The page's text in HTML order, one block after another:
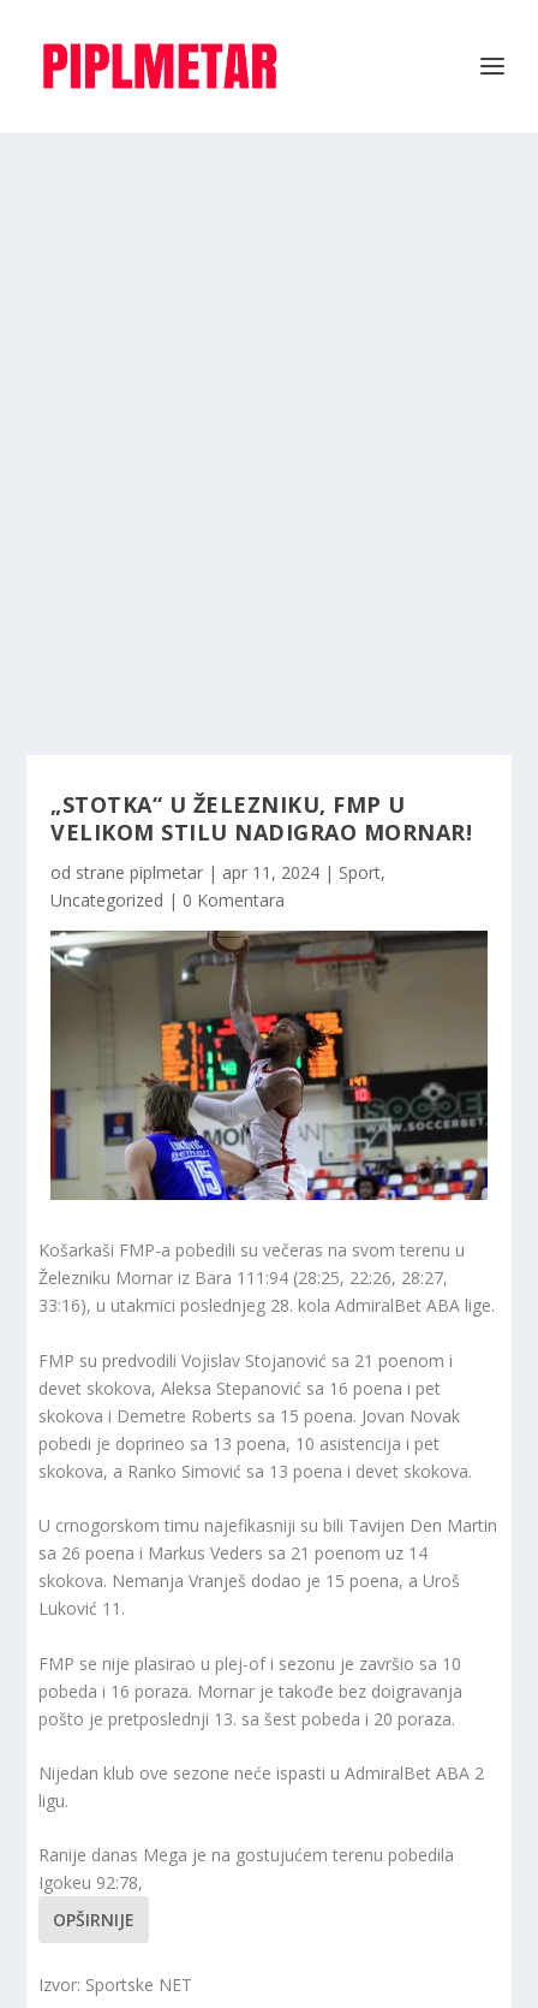
„STOTKA“ U ŽELEZNIKU, FMP U
VELIKOM STILU NADIGRAO MORNAR!
od stranepiplmetar | apr 11, 2024 | Sport,
Uncategorized | 0 Komentara
Košarkaši FMP-a pobedili su večeras na svom terenu u
Železniku Mornar iz Bara 111:94 (28:25, 22:26, 28:27,
33:16), u utakmici poslednjeg 28. kola AdmiralBet ABA lige.
FMP su predvodili Vojislav Stojanović sa 21 poenom i
devet skokova, Aleksa Stepanović sa 16 poena i pet
skokova i Demetre Roberts sa 15 poena. Jovan Novak
pobedi je doprineo sa 13 poena, 10 asistencija i pet
skokova, a Ranko Simović sa 13 poena i devet skokova.
U crnogorskom timu najefikasniji su bili Tavijen Den Martin
sa 26 poena i Markus Veders sa 21 poenom uz 14
skokova. Nemanja Vranješ dodao je 15 poena, a Uroš
Luković 11.
FMP se nije plasirao u plej-of i sezonu je završio sa 10
pobeda i 16 poraza. Mornar je takođe bez doigravanja
pošto je pretposlednji 13. sa šest pobeda i 20 poraza.
Nijedan klub ove sezone neće ispasti u AdmiralBet ABA 2
ligu.
Ranije danas Mega je na gostujućem terenu pobedila
Igokeu 92:78,
OPŠIRNIJE
Izvor: Sportske NET